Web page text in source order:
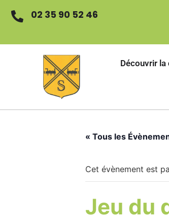
02 35 90 52 46
Découvrir
« Tous les
Cet évènement est
Jeu du